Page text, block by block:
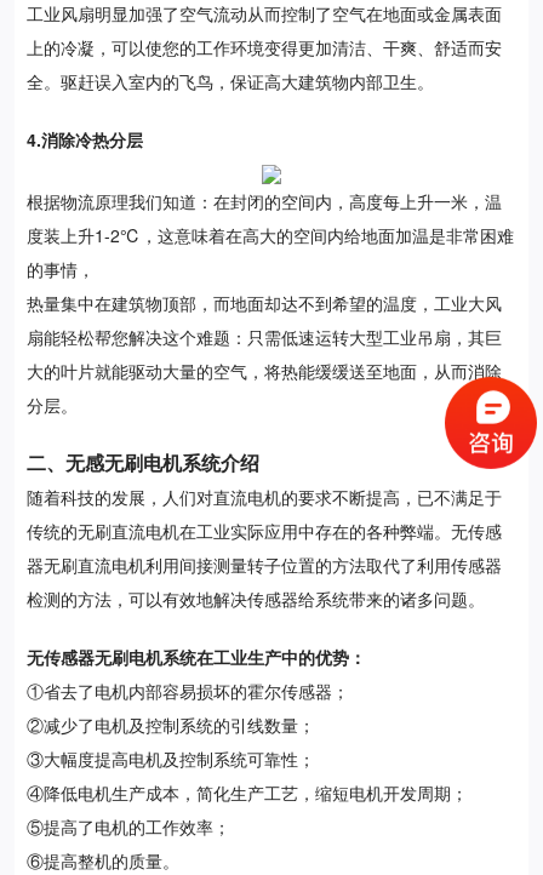
工业风扇明显加强了空气流动从而控制了空气在地面或金属表面
上的冷凝，可以使您的工作环境变得更加清洁、干爽、舒适而安
全。驱赶误入室内的飞鸟，保证高大建筑物内部卫生。
4.消除冷热分层
根据物流原理我们知道：在封闭的空间内，高度每上升一米，温
度装上升1-2℃，这意味着在高大的空间内给地面加温是非常困难
的事情，
热量集中在建筑物顶部，而地面却达不到希望的温度，工业大风
扇能轻松帮您解决这个难题：只需低速运转大型工业吊扇，其巨
大的叶片就能驱动大量的空气，将热能缓缓送至地面，从而消除
分层。
二、无感无刷电机系统介绍
随着科技的发展，人们对直流电机的要求不断提高，已不满足于
传统的无刷直流电机在工业实际应用中存在的各种弊端。无传感
器无刷直流电机利用间接测量转子位置的方法取代了利用传感器
检测的方法，可以有效地解决传感器给系统带来的诸多问题。
无传感器无刷电机系统在工业生产中的优势：
①省去了电机内部容易损坏的霍尔传感器；
②减少了电机及控制系统的引线数量；
③大幅度提高电机及控制系统可靠性；
④降低电机生产成本，简化生产工艺，缩短电机开发周期；
⑤提高了电机的工作效率；
⑥提高整机的质量。